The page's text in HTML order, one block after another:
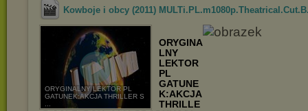
Kowboje i obcy (2011)
ORYGINALNY LEKTOR PL
GATUNEK:AKCJA THRILLER S
...
ORYGINA
LNY
LEKTOR
PL
GATUNE
K:AKCJA
THRILLE